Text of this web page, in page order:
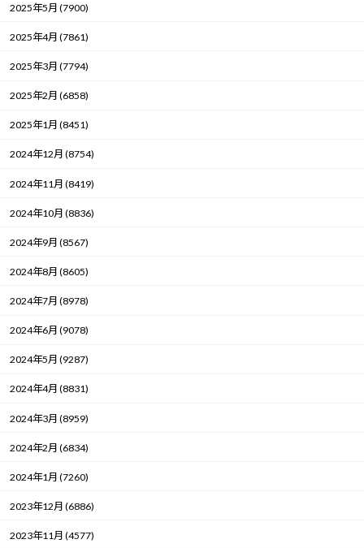
2025年5月 (7900)
2025年4月 (7861)
2025年3月 (7794)
2025年2月 (6858)
2025年1月 (8451)
2024年12月 (8754)
2024年11月 (8419)
2024年10月 (8836)
2024年9月 (8567)
2024年8月 (8605)
2024年7月 (8978)
2024年6月 (9078)
2024年5月 (9287)
2024年4月 (8831)
2024年3月 (8959)
2024年2月 (6834)
2024年1月 (7260)
2023年12月 (6886)
2023年11月 (4577)